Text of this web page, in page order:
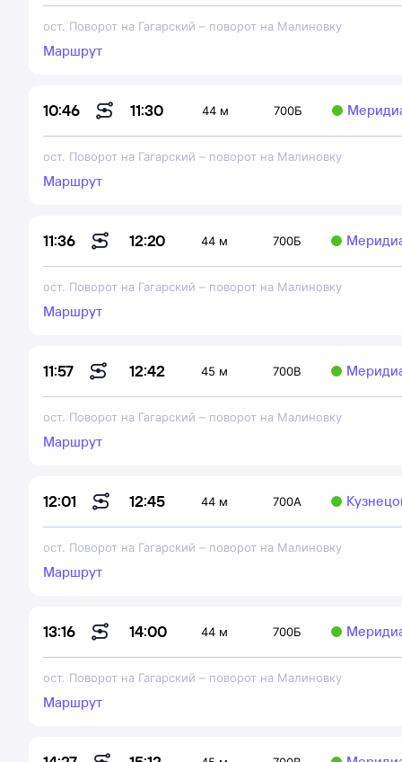
ост. Поворот на Гагарский – поворот на Малиновку
Маршрут
10:46 11:30 44 м 700Б
ост. Поворот на Гагарский – поворот на Малиновку
Маршрут
11:36 12:20 44 м 700Б
ост. Поворот на Гагарский – поворот на Малиновку
Маршрут
11:57 12:42 45 м 700В
ост. Поворот на Гагарский – поворот на Малиновку
Маршрут
12:01 12:45 44 м 700А
ост. Поворот на Гагарский – поворот на Малиновку
Маршрут
13:16 14:00 44 м 700Б
ост. Поворот на Гагарский – поворот на Малиновку
Маршрут